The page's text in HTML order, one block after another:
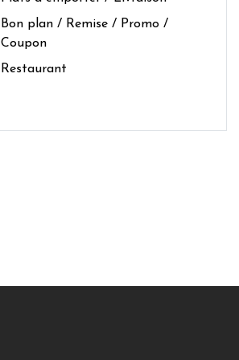
Bon plan / Remise / Promo /
Coupon
Restaurant